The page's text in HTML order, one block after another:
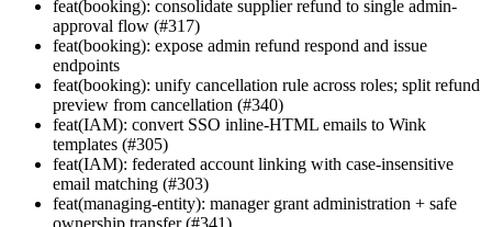
feat(booking): consolidate supplier refund to single admin-
approval flow (#317)
feat(booking): expose admin refund respond and issue
endpoints
feat(booking): unify cancellation rule across roles; split refund
preview from cancellation (#340)
feat(IAM): convert SSO inline-HTML emails to Wink
templates (#305)
feat(IAM): federated account linking with case-insensitive
email matching (#303)
feat(managing-entity): manager grant administration + safe